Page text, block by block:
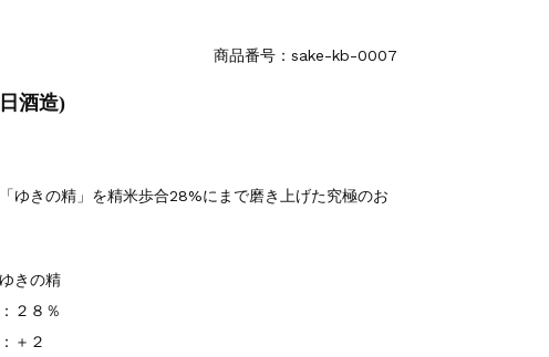
商品番号：sake-kb-0007
酒造)
ゆきの精」を精米歩合28%にまで磨き上げた究極のお
きの精
２８％
＋２